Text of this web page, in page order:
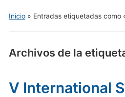
Inicio» Entradas etiquetadas como
Archivos de la
V International